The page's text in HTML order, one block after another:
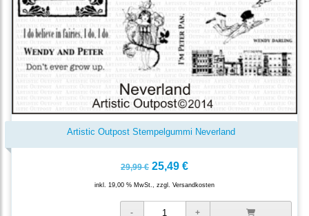
Artistic Outpost Stempelgummi Neverland
29,99 € 25,49 €
inkl. 19,00 % MwSt., zzgl. Versandkosten